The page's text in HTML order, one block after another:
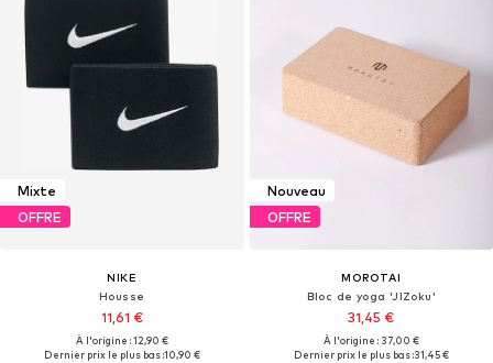
Mixte
OFFRE
NIKE
Housse
11,61 €
À l'origine : 12,90 €
Dernier prix le plus bas :10,90 €
Nouveau
OFFRE
MOROTAI
Bloc de yoga 'JIZoku'
31,45 €
À l'origine : 37,00 €
Dernier prix le plus bas :31,45 €